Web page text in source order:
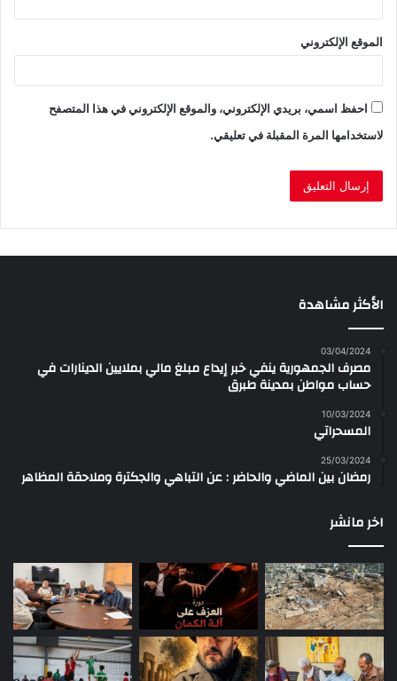
الموقع الإلكتروني
احفظ اسمي، بريدي الإلكتروني، والموقع الإلكتروني في هذا المتصفح
لاستخدامها المرة المقبلة في تعليقي.
الأكثر مشاهدة
03/04/2024
مصرف الجمهورية ينفي خبر إيداع مبلغ مالي بملايين الدينارات في
حساب مواطن بمدينة طبرق
10/03/2024
المسحراتي
25/03/2024
رمضان بين الماضي والحاضر : عن التباهي والجكترة وملاحقة المظاهر
اخر مانشر